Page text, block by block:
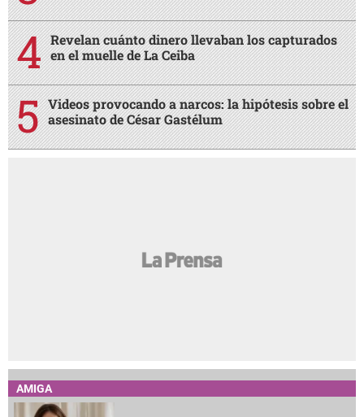
Revelan cuánto dinero llevaban los capturados
en el muelle de La Ceiba
Videos provocando a narcos: la hipótesis sobre el
asesinato de César Gastélum
AMIGA